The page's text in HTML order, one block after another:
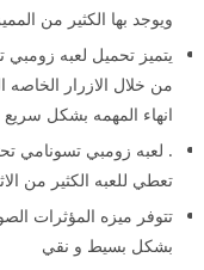
ويوجد بها الكثير من
يتميز تحميل لعبه
من خلال الازرار
انهاء المهمه بشكل
. لعبه زومبي تسونامي
تعطي للعبه الكثير من
تتوفر ميزه المؤثرات
بشكل بسيط و نقي